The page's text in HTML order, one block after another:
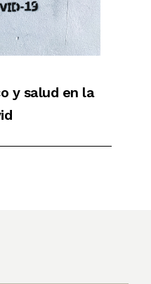
y salud en la